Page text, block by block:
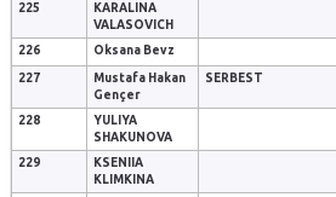
225
KARALINA
VALASOVICH
226 Oksana Bevz
227
Mustafa Hakan
Gençer
SERBEST
228
YULIYA
SHAKUNOVA
229
KSENIIA
KLIMKINA